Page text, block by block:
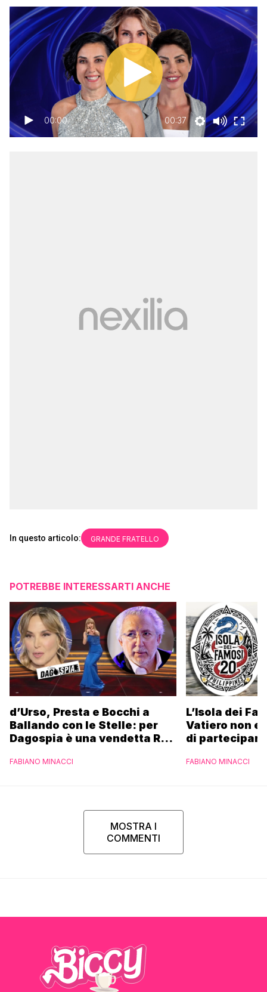
00:00 00:37
In questo articolo: GRANDE FRATELLO
POTREBBE INTERESSARTI ANCHE
d’Urso, Presta e Bocchi a
Ballando con le Stelle: per
Dagospia è una vendetta Rai
FABIANO MINACCI
L’Isola dei
Vatiero non
di
FABIANO MINACCI
MOSTRA I
COMMENTI